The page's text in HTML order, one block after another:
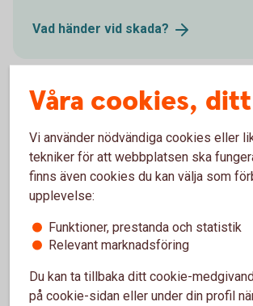
Vad händer vid skada?
Försäkringsgivare
Swedbank FörsäkringAB
Välj innehåll i pensionsplanen
Pensionssparande
Våra cookies,
Vi använder nödvändiga cookies eller
tekniker för att webbplatsen ska
finns även cookies du kan välja som
upplevelse:
Funktioner, prestanda och statistik
Relevant marknadsföring
Du kan ta tillbaka ditt cookie-
på cookie-sidan eller under din profil